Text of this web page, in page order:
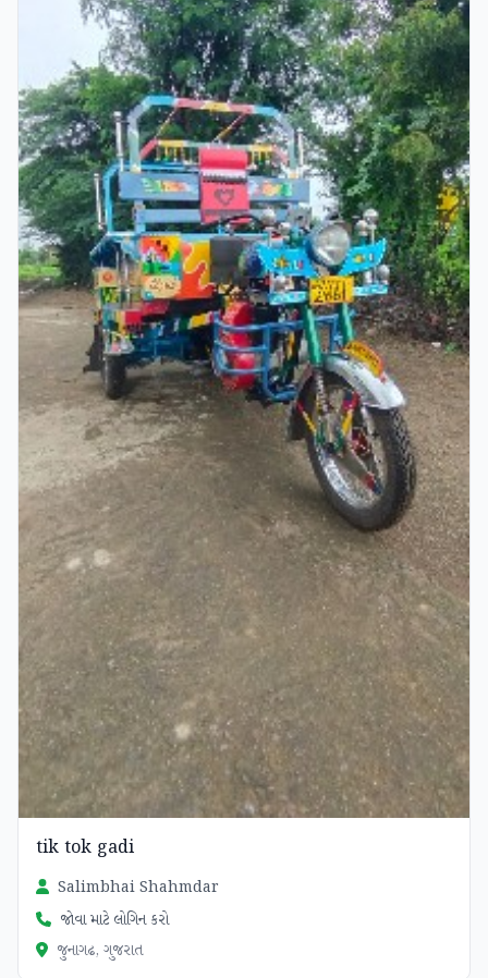
tik tok gadi
Salimbhai Shahmdar
જોવા માટે લોગિન કરો
જુનાગઢ, ગુજરાત